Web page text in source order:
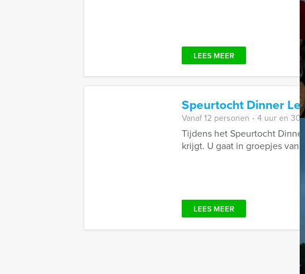
LEES MEER
Speurtocht Dinner
Vanaf 12 personen ‐ 4 uur en 30
Tijdens het Speurtocht
krijgt. U gaat in groepjes van
LEES MEER